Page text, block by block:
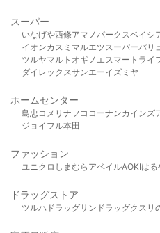
スーパー
いなげや西條アマノパークスベイシ
イオンカスミ マルエツスーパーバリ
ツルヤマルト オギノ エスマート ライ
ダイレックスサンエーイズミヤ
ホームセンター
島忠 コメリ ナフコ コーナンカインズ
ジョイフル本田
ファッション
ユニクロ しまむら アベイルAOKIはる
ドラッグストア
ツルハドラッグサンドラッグクスリ